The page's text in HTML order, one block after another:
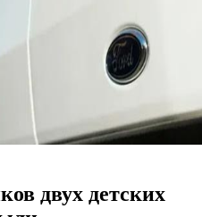
двух детских